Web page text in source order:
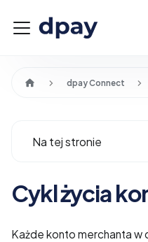
dpay Connect
Na tej stronie
Cykl życia
Każde konto merchanta